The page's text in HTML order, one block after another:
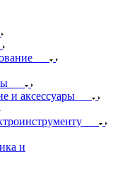
и аксессуары
и